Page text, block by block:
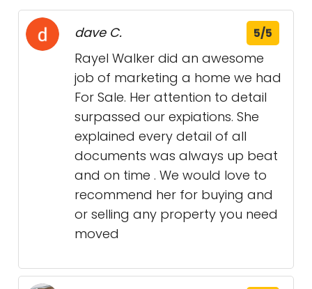
dave C. 5/5
Rayel Walker did an awesome
job of marketing a home we had
For Sale. Her attention to detail
surpassed our expiations. She
explained every detail of all
documents was always up beat
and on time . We would love to
recommend her for buying and
or selling any property you need
moved